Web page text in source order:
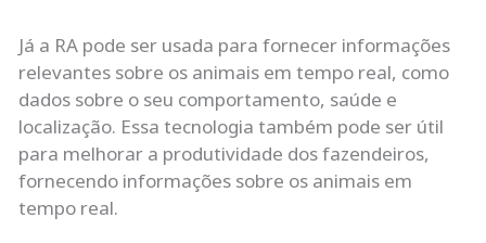
Já a RA pode ser usada para fornecer informações
relevantes sobre os animais em tempo real, como
dados sobre o seu comportamento, saúde e
localização. Essa tecnologia também pode ser útil
para melhorar a produtividade dos fazendeiros,
fornecendo informações sobre os animais em
tempo real.